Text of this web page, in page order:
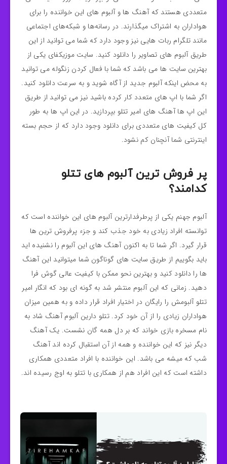
متعددی هستند که آهنگ ها و آلبوم های این خواننده را برای
هواداران به اشتراک میگذارند. در رسانه‌ها و شبکه‌های اجتماعی
مانند تلگرام ربات هایی نیز وجود دارد که شما می توانید از این
طریق آلبوم های تصاویر را دانلود کنید. سایت موزیکفای یکی از
بهترین سایت ها می باشد که شما با فعال کردن زنگوله می توانید
به محض اینکه آلبوم جدید از آگاه شوید و به سرعت دانلود کنید.
اگر شما با اپ های متعدد کار کرده باشید نیز می توانید از طریق
این اپ ها آهنگ های امیر تتلو بپردازید. در این اپ ها به طور
کل کیفیت های متعددی برای دانلود وجود دارد که از حجم بسته
اینترنتی شما آنچنان کم نشود.
پر فروش ترین آلبوم های تتلو
کدامند؟
آلبوم جهنم یکی از پرطرفدارترین آلبوم های این خواننده است که
توانسته افراد زیادی به خود جذب کند و جزء پرفروش ترین ها
قرار گیرد. اگر شما تا به اکنون آهنگ های این آلبوم را نشنیده اید
باید بگوییم از طریق سایت های گوناگون شما میتوانید این آهنگ
ها را دانلود کنید و بهترین نحو ممکن با کیفیت عالی گوش فرا
دهید. زمانی که این آلبوم منتشر شد به گونه‌ ای بود که انگار امیر
تتلو آلبومش را رایگان در اختیار افراد قرار داده و به همین میزان
هواداران زیادی را از آن خود کرد. تتلو دارین آلبوم آهنگ شاد به
نام مسخره بازی خواند که بر دل همه گان نشست. یک آهنگ
دیگر نیز که این خواننده و همه از آن استقبال کرده اند آهنگ
شب که میشه می باشد. این خواننده با افراد متعددی همکاری
داشته است که این افراد هم از همکاری با تتلو به اوج رسیده اند.